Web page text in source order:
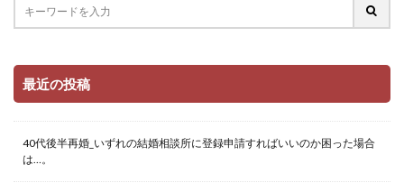
最近の投稿
40代後半再婚_いずれの結婚相談所に登録申請すればいいのか困った場合
は…。